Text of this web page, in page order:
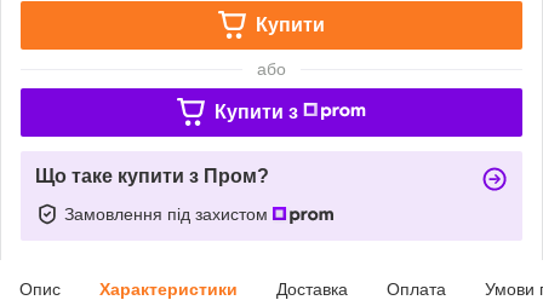
Купити
або
Купити з
Що таке купити з Пром?
Замовлення під захистом
Опис Характеристики Доставка Оплата Умови